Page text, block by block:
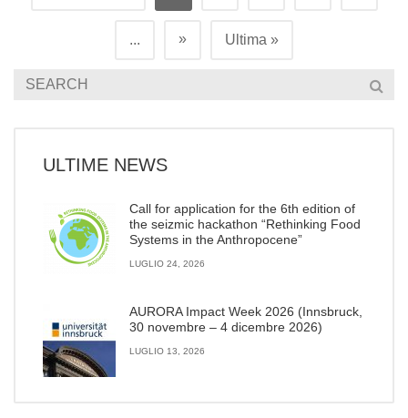
... » Ultima »
ULTIME NEWS
Call for application for the 6th edition of
the seizmic hackathon “Rethinking Food
Systems in the Anthropocene”
LUGLIO 24, 2026
AURORA Impact Week 2026 (Innsbruck,
30 novembre – 4 dicembre 2026)
LUGLIO 13, 2026